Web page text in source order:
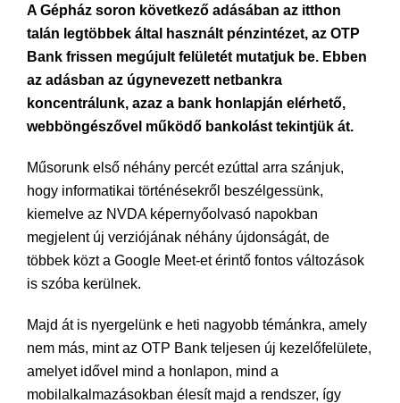
A Gépház soron következő adásában az itthon
talán legtöbbek által használt pénzintézet, az OTP
Bank frissen megújult felületét mutatjuk be. Ebben
az adásban az úgynevezett netbankra
koncentrálunk, azaz a bank honlapján elérhető,
webböngészővel működő bankolást tekintjük át.
Műsorunk első néhány percét ezúttal arra szánjuk,
hogy informatikai történésekről beszélgessünk,
kiemelve az NVDA képernyőolvasó napokban
megjelent új verziójának néhány újdonságát, de
többek közt a Google Meet-et érintő fontos változások
is szóba kerülnek.
Majd át is nyergelünk e heti nagyobb témánkra, amely
nem más, mint az OTP Bank teljesen új kezelőfelülete,
amelyet idővel mind a honlapon, mind a
mobilalkalmazásokban élesít majd a rendszer, így